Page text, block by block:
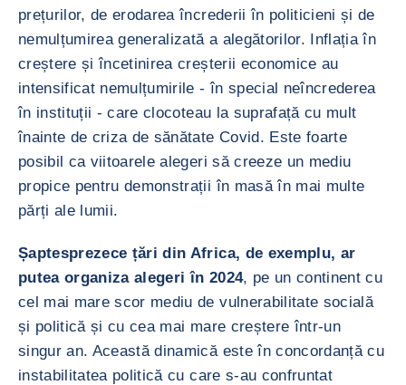
prețurilor, de erodarea încrederii în politicieni și de
nemulțumirea generalizată a alegătorilor. Inflația în
creștere și încetinirea creșterii economice au
intensificat nemulțumirile - în special neîncrederea
în instituții - care clocoteau la suprafață cu mult
înainte de criza de sănătate Covid. Este foarte
posibil ca viitoarele alegeri să creeze un mediu
propice pentru demonstrații în masă în mai multe
părți ale lumii.
Șaptesprezece țări din Africa, de exemplu, ar
putea organiza alegeri în 2024, pe un continent cu
cel mai mare scor mediu de vulnerabilitate socială
și politică și cu cea mai mare creștere într-un
singur an. Această dinamică este în concordanță cu
instabilitatea politică cu care s-au confruntat